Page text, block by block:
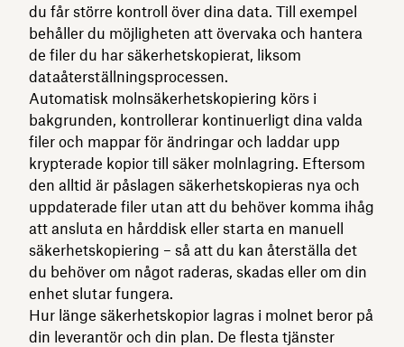
du får större kontroll över dina data. Till exempel
behåller du möjligheten att övervaka och hantera
de filer du har säkerhetskopierat, liksom
dataåterställningsprocessen.
Automatisk molnsäkerhetskopiering körs i
bakgrunden, kontrollerar kontinuerligt dina valda
filer och mappar för ändringar och laddar upp
krypterade kopior till säker molnlagring. Eftersom
den alltid är påslagen säkerhetskopieras nya och
uppdaterade filer utan att du behöver komma ihåg
att ansluta en hårddisk eller starta en manuell
säkerhetskopiering – så att du kan återställa det
du behöver om något raderas, skadas eller om din
enhet slutar fungera.
Hur länge säkerhetskopior lagras i molnet beror på
din leverantör och din plan. De flesta tjänster